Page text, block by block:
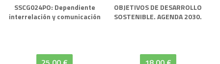
SSCG024PO: Dependiente
interrelación y comunicación
OBJETIVOS DE DESARROLLO
SOSTENIBLE. AGENDA 2030.